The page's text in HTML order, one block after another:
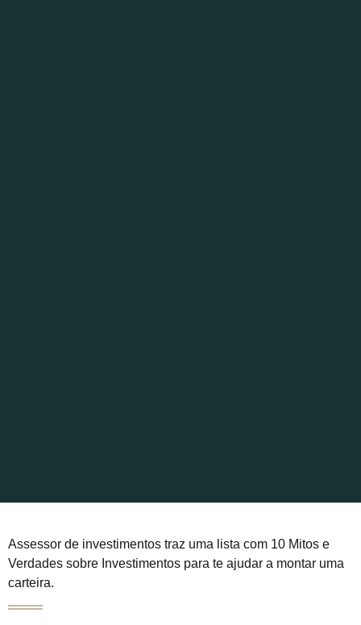
Assessor de investimentos traz uma lista com 10 Mitos e
Verdades sobre Investimentos para te ajudar a montar uma
carteira.